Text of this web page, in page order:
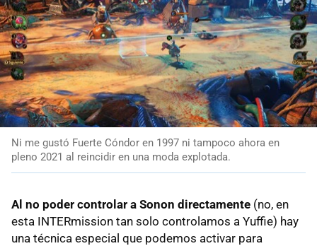
Ni me gustó Fuerte Cóndor en 1997 ni tampoco ahora en
pleno 2021 al reincidir en una moda explotada.
Al no poder controlar a Sonon directamente (no, en
esta INTERmission tan solo controlamos a Yuffie) hay
una técnica especial que podemos activar para